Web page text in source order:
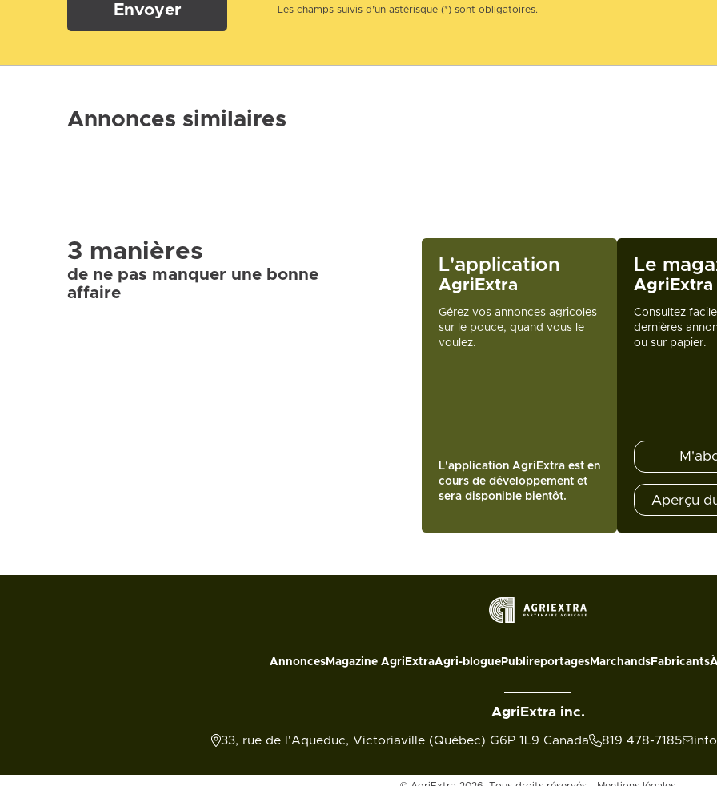
Envoyer Les champs suivis d’un astérisque (*) sont obligatoires.
Annonces similaires
3 manières
de ne pas manquer une bonne
affaire
L'application
AgriExtra
Gérez vos annonces agricoles
sur le pouce, quand vous le
voulez.
L'application AgriExtra est en
cours de développement et
sera disponible bientôt.
Le
AgriExtra
Consultez
dernières
ou sur papier.
Aperçu
Annonces Magazine AgriExtraAgri-blogue Publireportages Marchands Fabricants
AgriExtra inc.
33, rue de l'Aqueduc, Victoriaville (Québec) G6P 1L9 Canada 819 478-7185